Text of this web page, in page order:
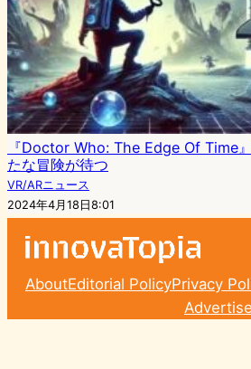
『Doctor Who: The Edge Of Time
たな冒険が待つ
VR/ARニュース
2024年4月18日8:01
AboutEditorial PolicyPrivacy